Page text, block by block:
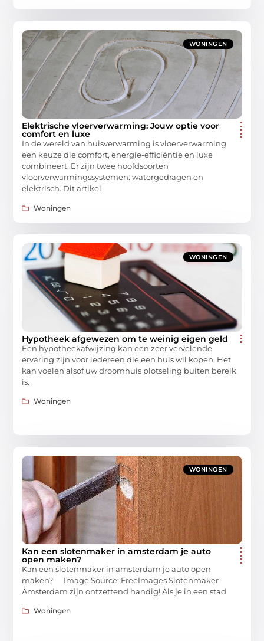
WONINGEN
Elektrische vloerverwarming: Jouw optie voor
comfort en luxe
In de wereld van huisverwarming is vloerverwarming
een keuze die comfort, energie-efficiëntie en luxe
combineert. Er zijn twee hoofdsoorten
vloerverwarmingssystemen: watergedragen en
elektrisch. Dit artikel
Woningen
WONINGEN
Hypotheek afgewezen om te weinig eigen geld
Een hypotheekafwijzing kan een zeer vervelende
ervaring zijn voor iedereen die een huis wil kopen. Het
kan voelen alsof uw droomhuis plotseling buiten bereik
is.
Woningen
WONINGEN
Kan een slotenmaker in amsterdam je auto
open maken?
Kan een slotenmaker in amsterdam je auto open
maken? ‍ Image Source: FreeImages‍ Slotenmaker
Amsterdam zijn ontzettend handig! Als je in een stad
Woningen